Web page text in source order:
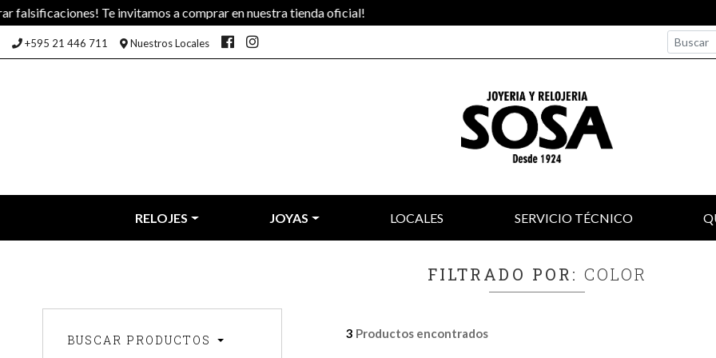
Te invitamos a comprar en nuestra tienda oficial!
+595 21 446 711 Nuestros Locales
RELOJES JOYAS LOCALES SERVICIO TÉCNICO
FILTRADO POR: COLOR
BUSCAR PRODUCTOS 3 Productos encontrados